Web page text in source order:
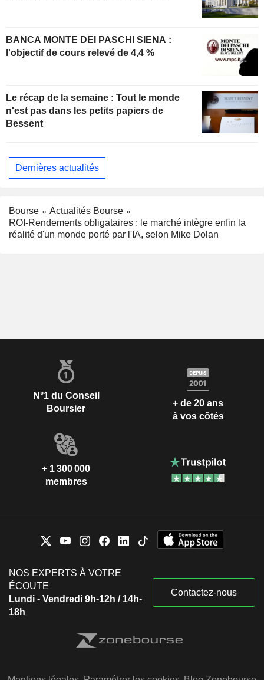
BANCA MONTE DEI PASCHI SIENA :
l'objectif de cours relevé de 4,4 %
Le récap de la semaine : Tout le monde
n'est pas dans les petits papiers de
Bessent
Dernières actualités
Bourse
Actualités Bourse
ROI-Rendements obligataires : le marché intègre enfin la
réalité d'un monde porté par l'IA, selon Mike Dolan
N°1 du Conseil
Boursier
+ de 20 ans
à vos côtés
+ 1 300 000
membres
NOS EXPERTS À VOTRE
ÉCOUTE
Lundi - Vendredi 9h-12h / 14h-
18h
Contactez-nous